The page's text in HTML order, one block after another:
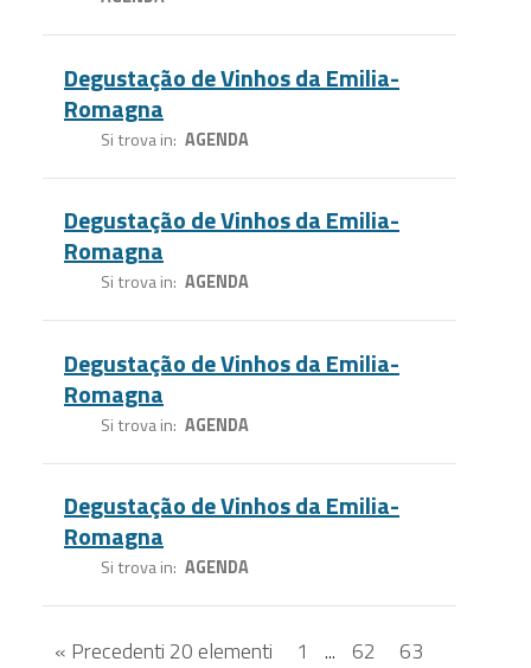
Degustação de Vinhos da Emilia-
Romagna
Si trova in AGENDA
Degustação de Vinhos da Emilia-
Romagna
Si trova in AGENDA
Degustação de Vinhos da Emilia-
Romagna
Si trova in AGENDA
Degustação de Vinhos da Emilia-
Romagna
Si trova in AGENDA
« Precedenti 20 elementi
1 ... 62
63